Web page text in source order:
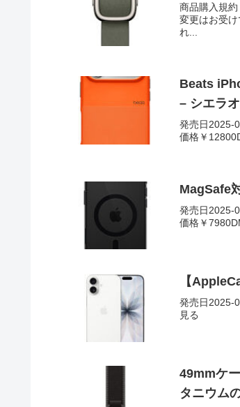
商品購入規
変更はお受
れ...
Beats
– シエラ
発売日2025-
価格￥
MagSafe
発売日2025-
価格￥
【
発売日2025-
見る
49mmケ
タニウム